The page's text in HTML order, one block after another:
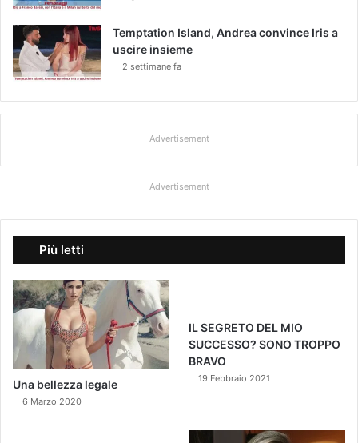
Temptation Island, Andrea convince Iris a
uscire insieme
2 settimane fa
Advertisement
Advertisement
Più letti
Una bellezza legale
6 Marzo 2020
IL SEGRETO DEL MIO
SUCCESSO? SONO TROPPO
BRAVO
19 Febbraio 2021